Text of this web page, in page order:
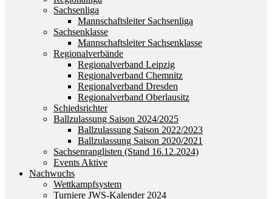
Sachsenliga
Mannschaftsleiter Sachsenliga
Sachsenklasse
Mannschaftsleiter Sachsenklasse
Regionalverbände
Regionalverband Leipzig
Regionalverband Chemnitz
Regionalverband Dresden
Regionalverband Oberlausitz
Schiedsrichter
Ballzulassung Saison 2024/2025
Ballzulassung Saison 2022/2023
Ballzulassung Saison 2020/2021
Sachsenranglisten (Stand 16.12.2024)
Events Aktive
Nachwuchs
Wettkampfsystem
Turniere JWS-Kalender 2024